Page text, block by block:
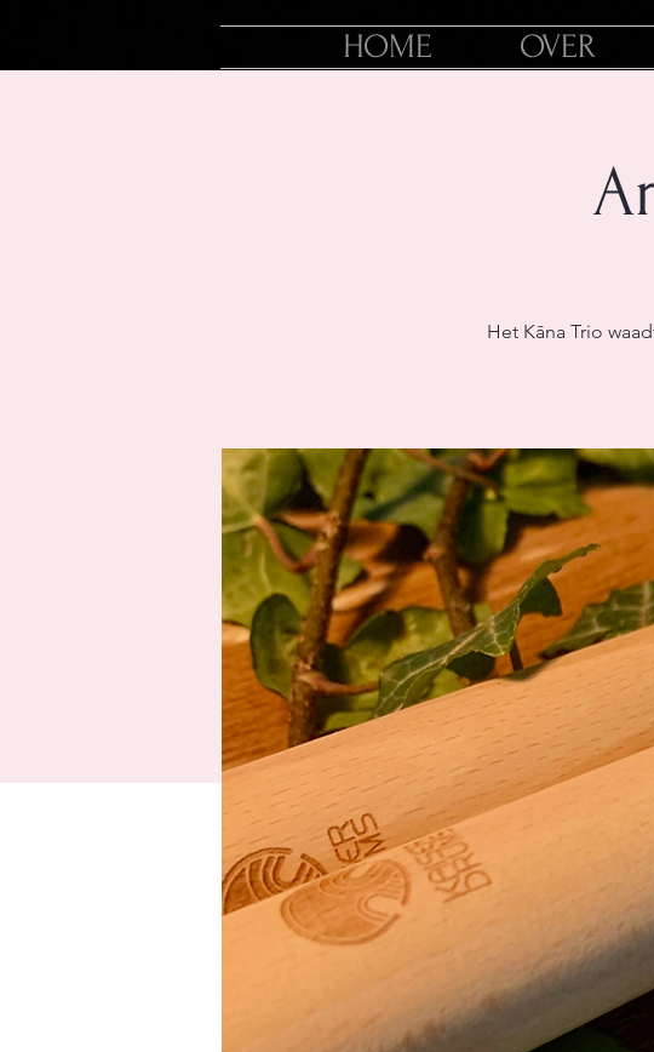
HOME OVER
Het Kāna Trio